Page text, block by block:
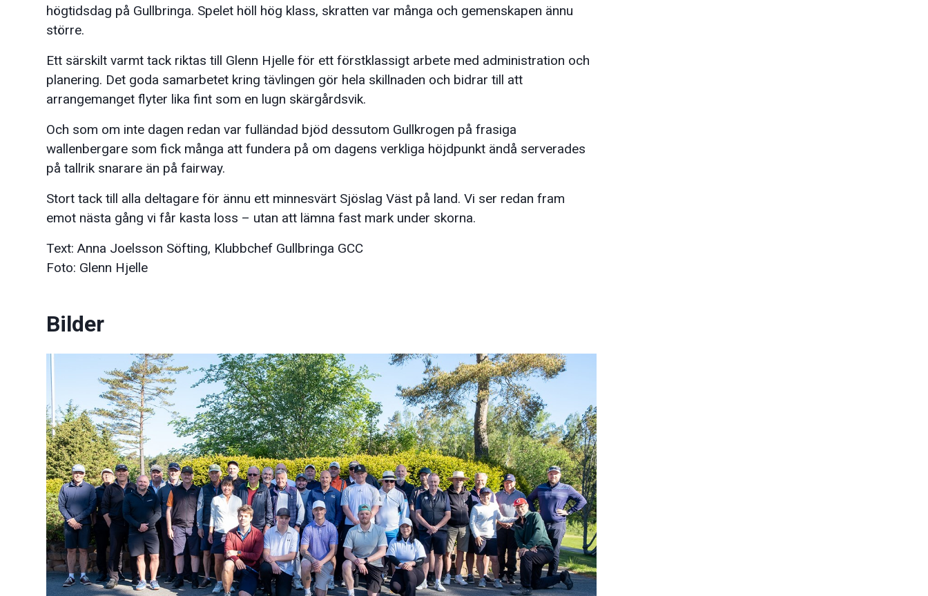
högtidsdag på Gullbringa. Spelet höll hög klass, skratten var många och gemenskapen ännu
större.
Ett särskilt varmt tack riktas till Glenn Hjelle för ett förstklassigt arbete med administration och
planering. Det goda samarbetet kring tävlingen gör hela skillnaden och bidrar till att
arrangemanget flyter lika fint som en lugn skärgårdsvik.
Och som om inte dagen redan var fulländad bjöd dessutom Gullkrogen på frasiga
wallenbergare som fick många att fundera på om dagens verkliga höjdpunkt ändå serverades
på tallrik snarare än på fairway.
Stort tack till alla deltagare för ännu ett minnesvärt Sjöslag Väst på land. Vi ser redan fram
emot nästa gång vi får kasta loss – utan att lämna fast mark under skorna.
Text: Anna Joelsson Söfting, Klubbchef Gullbringa GCC
Foto: Glenn Hjelle
Bilder